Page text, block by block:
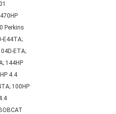
Perkins
E44TA;
ETA;
144HP
4.4
100HP